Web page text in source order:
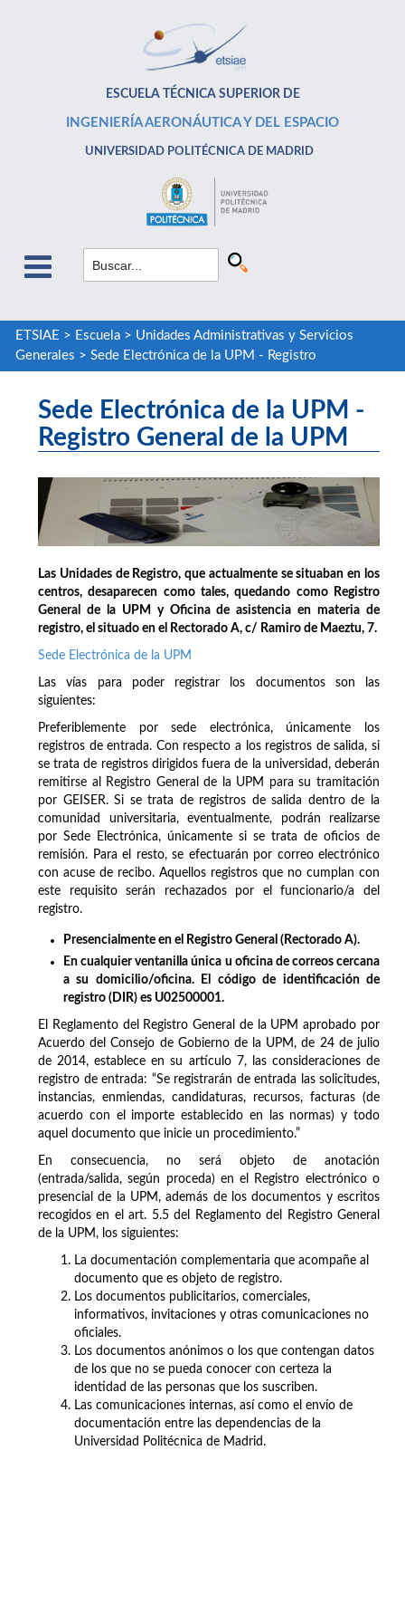
ESCUELA TÉCNICA SUPERIOR DE
INGENIERÍA AERONÁUTICA Y DEL ESPACIO
UNIVERSIDAD POLITÉCNICA DE MADRID
ETSIAE > Escuela> Unidades Administrativas y Servicios
Generales > Sede Electrónica de la UPM - Registro
Sede Electrónica de la UPM -
Registro General de la UPM
Las Unidades de Registro, que actualmente se situaban en los
centros, desaparecen como tales, quedando como Registro
General de la UPM y Oficina de asistencia en materia de
registro, el situado en el Rectorado A, c/ Ramiro de Maeztu, 7.
Sede Electrónica de la UPM
Las vías para poder registrar los documentos son las
siguientes:
Preferiblemente por sede electrónica, únicamente los
registros de entrada. Con respecto a los registros de salida, si
se trata de registros dirigidos fuera de la universidad, deberán
remitirse al Registro General de la UPM para su tramitación
por GEISER. Si se trata de registros de salida dentro de la
comunidad universitaria, eventualmente, podrán realizarse
por Sede Electrónica, únicamente si se trata de oficios de
remisión. Para el resto, se efectuarán por correo electrónico
con acuse de recibo. Aquellos registros que no cumplan con
este requisito serán rechazados por el funcionario/a del
registro.
Presencialmente en el Registro General (Rectorado A).
En cualquier ventanilla única u oficina de correos cercana
a su domicilio/oficina. El código de identificación de
registro (DIR) es U02500001.
El Reglamento del Registro General de la UPM aprobado por
Acuerdo del Consejo de Gobierno de la UPM, de 24 de julio
de 2014, establece en su artículo 7, las consideraciones de
registro de entrada: “Se registrarán de entrada las solicitudes,
instancias, enmiendas, candidaturas, recursos, facturas (de
acuerdo con el importe establecido en las normas) y todo
aquel documento que inicie un procedimiento.”
En consecuencia, no será objeto de anotación
(entrada/salida, según proceda) en el Registro electrónico o
presencial de la UPM, además de los documentos y escritos
recogidos en el art. 5.5 del Reglamento del Registro General
de la UPM, los siguientes:
La documentación complementaria que acompañe al
documento que es objeto de registro.
Los documentos publicitarios, comerciales,
informativos, invitaciones y otras comunicaciones no
oficiales.
Los documentos anónimos o los que contengan datos
de los que no se pueda conocer con certeza la
identidad de las personas que los suscriben.
Las comunicaciones internas, así como el envío de
documentación entre las dependencias de la
Universidad Politécnica de Madrid.